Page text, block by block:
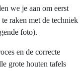
we je aan om eerst
raken met de techniek
foto).
en de correcte
grote houten tafels